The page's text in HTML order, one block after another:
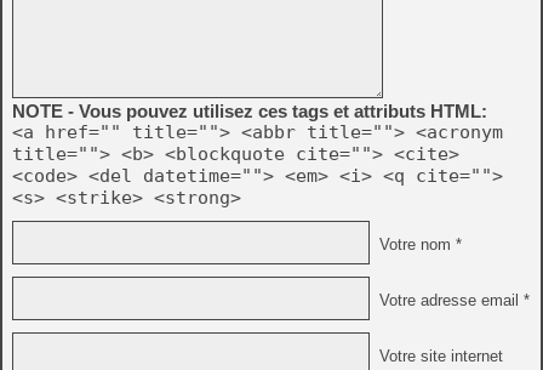
NOTE - Vous pouvez utilisez ces tags et attributs HTML:
<a href="" title=""> <abbr title=""> <acronym
title=""> <b> <blockquote cite=""> <cite>
<code> <del datetime=""> <em> <i> <q cite="">
<s> <strike> <strong>
Votre nom *
Votre adresse email *
Votre site internet